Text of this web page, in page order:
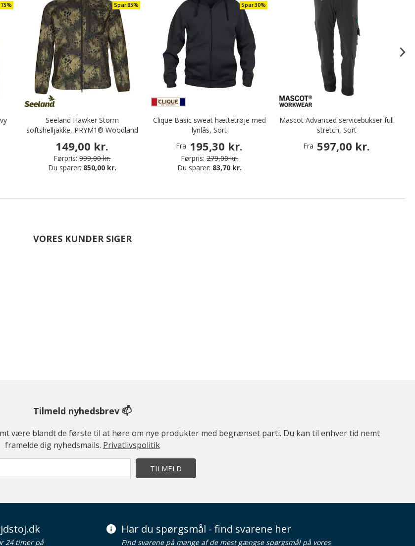
Spar 85%
Seeland Hawker Storm
softshelljakke, PRYM1® Woodland
149,00 kr.
Førpris: 999,00 kr.
Du sparer: 850,00 kr.
Spar 30%
Clique Basic sweat hættetrøje med
lynlås, Sort
Fra 195,30 kr.
Førpris: 279,00 kr.
Du sparer: 83,70 kr.
Mascot Advanced servicebukser full
stretch, Sort
Fra 597,00 kr.
VORES KUNDER SIGER
Tilmeld nyhedsbrev 📫
være blandt de første til at høre om nye produkter med begrænset parti. Du kan til enhver tid nemt
framelde dig nyhedsmails. Privatlivspolitik
TILMELD
24 timer på
Har du spørgsmål - find svarene her
Find svarene på mange af de mest gængse spørgsmål på vores